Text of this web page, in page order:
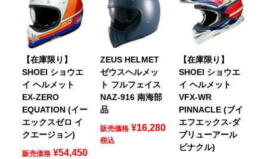
【在庫限り】
SHOEI ショウエ
イ ヘルメット
EX-ZERO
EQUATION (イー
エックスゼロ イ
クエージョン)
販売価格 ¥54,450
ZEUS HELMET
ゼウスヘルメッ
ト フルフェイス
NAZ-916 南海部
品
販売価格 ¥16,280
税込
【在庫限り】
SHOEI ショウエ
イ ヘルメット
VFX-WR
PINNACLE (ブイ
エフエックス-ダ
ブリューアール
ピナクル)